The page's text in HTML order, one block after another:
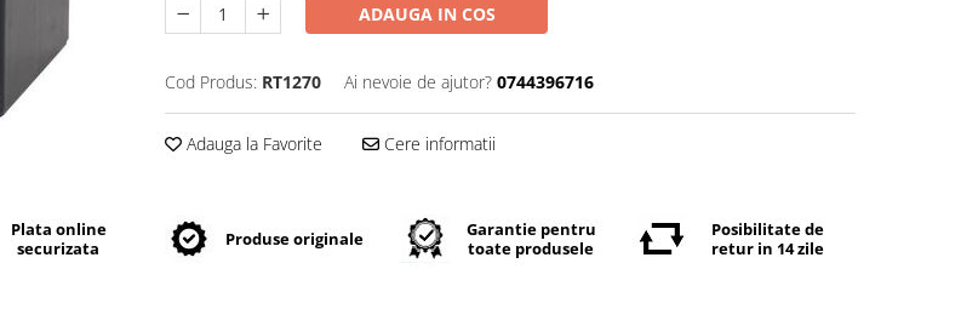
ADAUGA IN COS
Cod Produs: RT1270 Ai nevoie de ajutor? 0744396716
Adauga la Favorite Cere informatii
Plata online
securizata
Produse originale
Garantie pentru
toate produsele
Posibilitate de
retur in 14 zile